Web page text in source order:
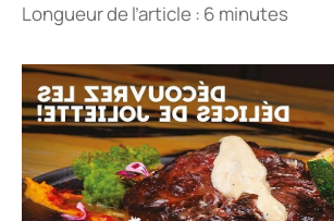
Longueur de l’article : 6 minutes